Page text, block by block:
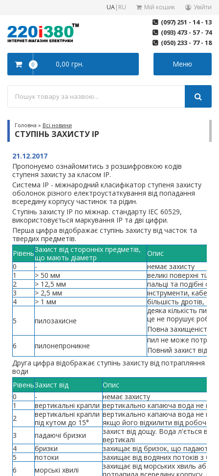
UA| RU Мій кошик Увійти
(097) 251 - 14 - 13
(093) 473 - 57 - 74
(050) 233 - 77 - 18
Меню
0 0,00 грн.
Головна » Всі новини
СТУПІНЬ ЗАХИСТУ IP
21.12.2017
Пропонуємо ознайомитись з розшифровкою кодів
ступеня захисту за класом IP.
Система IP - міжнародний класифікатор ступеня захисту
оболонок різного електроустаткування від попадання
всередину корпусу частинок та рідин.
Ступінь захисту IP по міжнар. стандарту IEC 60529,
використовується маркування IP та дві цифри.
Перша цифра відображає ступінь захисту від часток та
твердих предметів.
РівеньЗахист від сторонніх предметів,
що мають діаметр
Опис
0
-
немає захисту
1
> 50 мм
великі поверхні
2
> 12,5 мм
пальці та подібні
3
> 2,5 мм
інструменти, кабелі
4
> 1 мм більшість дротів,
5 пилозахисне
деяка кількість
це не порушує
Повна захищеність
6
пилонепроникне
пил не може
Повний захист від
Друга цифра відображає ступінь захисту від потрапляння
води
РівеньЗахист від
Опис
0
-
немає захисту
1
вертикальні крапли вертикально капаюча вода не
2
вертикальні крапли
під кутом до 15°
вертикально капаюча вода не
якщо його відхилити від
3
падаючі бризки
захист від дощу. Вода л'ється
вертикалі
4
бризки
захищає від бризок, що падають
5
потоки
захищає від водяних потоків з
6
морські хвилі
захищає від морських хвиль або